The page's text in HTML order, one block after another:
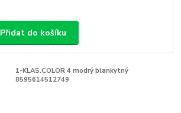
Přidat do košíku
1-KLAS.COLOR 4 modrý blankytný
8595614512749